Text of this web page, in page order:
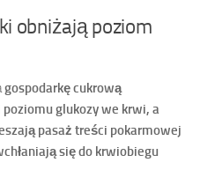
obniżają poziom
gospodarkę cukrową
glukozy we krwi, a
pasaż treści pokarmowej
się do krwiobiegu